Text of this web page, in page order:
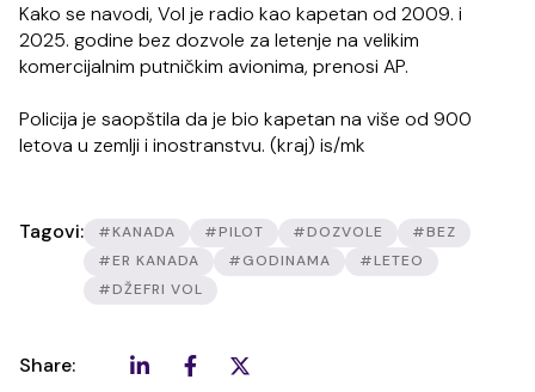
Kako se navodi, Vol je radio kao kapetan od 2009. i
2025. godine bez dozvole za letenje na velikim
komercijalnim putničkim avionima, prenosi AP.
Policija je saopštila da je bio kapetan na više od 900
letova u zemlji i inostranstvu. (kraj) is/mk
Tagovi: #KANADA #PILOT #DOZVOLE
#BEZ
#ER KANADA
#GODINAMA
#LETEO
#DŽEFRI VOL
Share: